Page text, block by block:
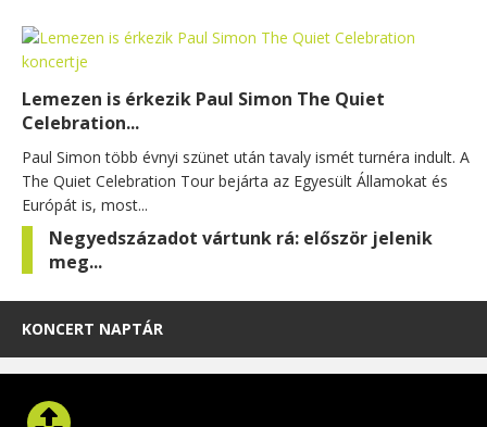
Lemezen is érkezik Paul Simon The Quiet
Celebration...
Paul Simon több évnyi szünet után tavaly ismét turnéra indult. A
The Quiet Celebration Tour bejárta az Egyesült Államokat és
Európát is, most...
Negyedszázadot vártunk rá: először jelenik
meg...
KONCERT NAPTÁR